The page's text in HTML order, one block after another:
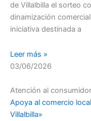
de Villalbilla el sorteo
dinamización
iniciativa destinada a
Leer más »
03/06/2026
Atención al
Apoya al comercio
Villalbilla»